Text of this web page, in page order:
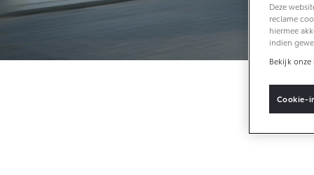
Vanaf € 37.995,-
Deze
reclame
hiermee
indien
Bekijk onze
Cookie-